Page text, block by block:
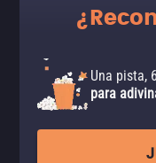
Una pista,
para